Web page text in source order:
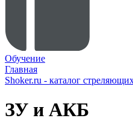
Обучение
Главная
Shoker.ru - каталог
ЗУ и АКБ